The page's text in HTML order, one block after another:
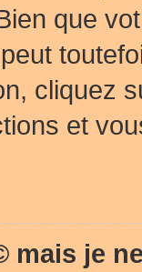
que
cliquez
et
mais je